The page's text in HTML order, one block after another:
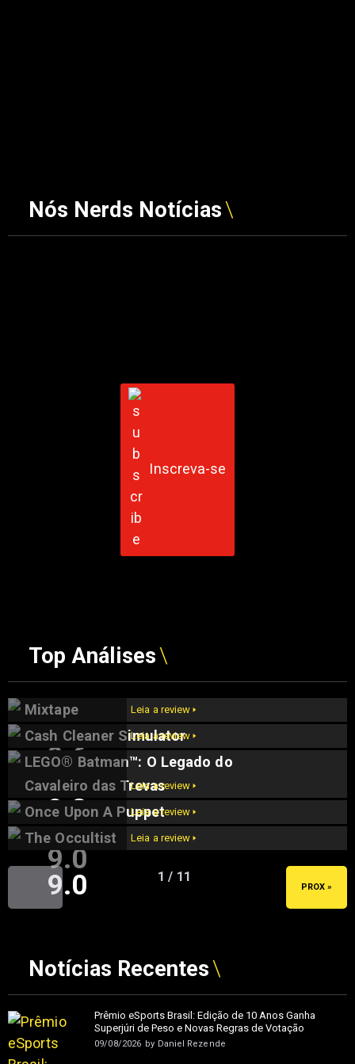
Nós Nerds Notícias
Inscreva-se
Top Análises
Mixtape
9.6
Leia a review 🢒
Cash Cleaner Simulator
9.5
Leia a review 🢒
LEGO® Batman™: O Legado do
Cavaleiro das Trevas
9.2
Leia a review 🢒
Once Upon A Puppet
9.0
Leia a review 🢒
The Occultist
9.0
Leia a review 🢒
1 / 11
PROX »
Notícias Recentes
Prêmio eSports Brasil: Edição de 10 Anos Ganha
Superjúri de Peso e Novas Regras de Votação
09/08/2026 by Daniel Rezende